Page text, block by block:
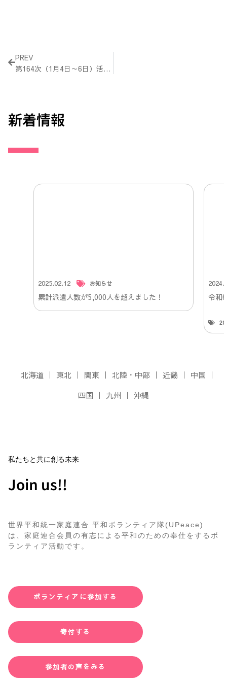
PREV
第164次（1月4日～6日）活動報告
新着情報
2025.02.12 お知らせ
累計派遣人数が5,000人を超えました！ 令和
北海道 東北 関東 北陸・中部 近畿
中国
四国
九州 沖縄
私たちと共に創る未来
Join us!!
世界平和統一家庭連合 平和ボランティア隊(UPeace)
は、家庭連合会員の有志による平和のための奉仕をするボ
ランティア活動です。
ボランティアに参加する
寄付する
参加者の声をみる